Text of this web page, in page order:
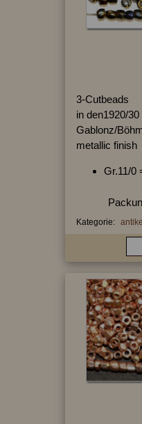
3-Cutbeads
in den1920/
Gablonz/
metallic finish
Gr.11/0
Kategorie: